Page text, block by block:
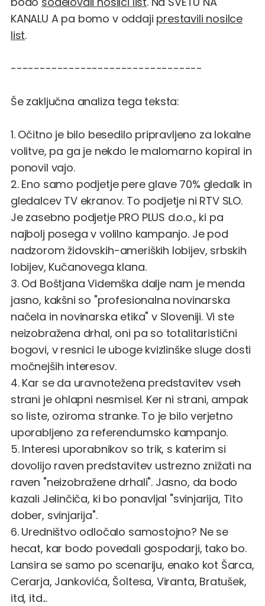
KANALU A pa bomo v oddaji prestavili nosilce
list.
---------------------------------
Še zaključna analiza tega teksta:
1. Očitno je bilo besedilo pripravljeno za lokalne
volitve, pa ga je nekdo le malomarno kopiral in
ponovil vajo.
2. Eno samo podjetje pere glave 70% gledalk in
gledalcev TV ekranov. To podjetje ni RTV SLO.
Je zasebno podjetje PRO PLUS d.o.o., ki pa
najbolj posega v volilno kampanjo. Je pod
nadzorom židovskih-ameriških lobijev, srbskih
lobijev, Kučanovega klana.
3. Od Boštjana Videmška dalje nam je menda
jasno, kakšni so "profesionalna novinarska
načela in novinarska etika" v Sloveniji. Vi ste
neizobražena drhal, oni pa so totalitaristični
bogovi, v resnici le uboge kvizlinške sluge dosti
močnejših interesov.
4. Kar se da uravnotežena predstavitev vseh
strani je ohlapni nesmisel. Ker ni strani, ampak
so liste, oziroma stranke. To je bilo verjetno
uporabljeno za referendumsko kampanjo.
5. Interesi uporabnikov so trik, s katerim si
dovolijo raven predstavitev ustrezno znižati na
raven "neizobražene drhali". Jasno, da bodo
kazali Jelinčiča, ki bo ponavljal "svinjarija, Tito
dober, svinjarija".
6. Uredništvo odločalo samostojno? Ne se
hecat, kar bodo povedali gospodarji, tako bo.
Lansira se samo po scenariju, enako kot Šarca,
Cerarja, Jankovića, Šoltesa, Viranta, Bratušek,
itd, itd...